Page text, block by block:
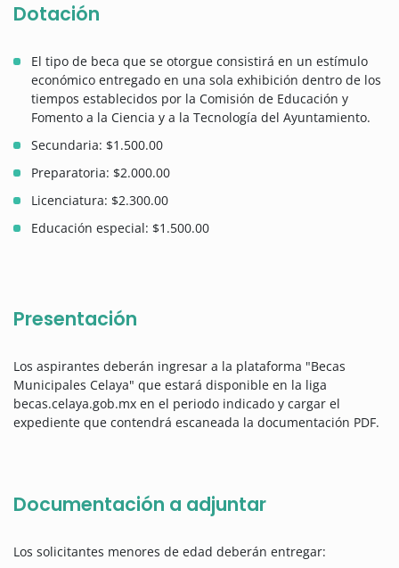
Dotación
El tipo de beca que se otorgue consistirá en un estímulo
económico entregado en una sola exhibición dentro de los
tiempos establecidos por la Comisión de Educación y
Fomento a la Ciencia y a la Tecnología del Ayuntamiento.
Secundaria: $1.500.00
Preparatoria: $2.000.00
Licenciatura: $2.300.00
Educación especial: $1.500.00
Presentación
Los aspirantes deberán ingresar a la plataforma "Becas
Municipales Celaya" que estará disponible en la liga
becas.celaya.gob.mx en el periodo indicado y cargar el
expediente que contendrá escaneada la documentación PDF.
Documentación a adjuntar
Los solicitantes menores de edad deberán entregar: